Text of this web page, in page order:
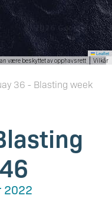
Leaflet
være beskyttet av opphavsrett
Vilkår
36 - Blasting week
2022